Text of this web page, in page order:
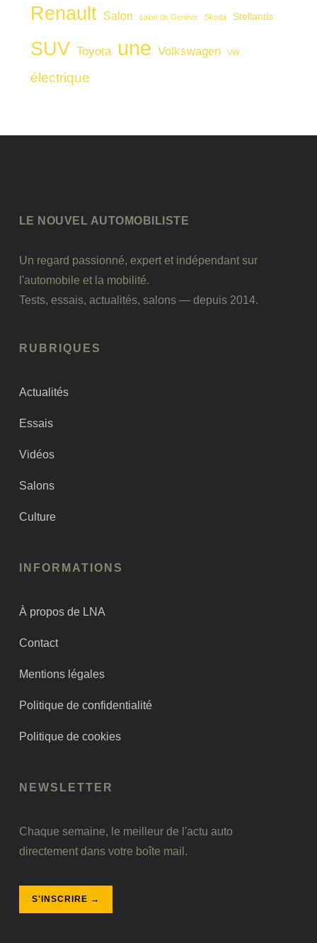
Renault Salon salon de Genève Skoda Stellantis
SUV Toyota une Volkswagen VW
électrique
LE NOUVEL AUTOMOBILISTE
Un regard passionné, expert et indépendant sur
l'automobile et la mobilité.
Tests, essais, actualités, salons — depuis 2014.
RUBRIQUES
Actualités
Essais
Vidéos
Salons
Culture
INFORMATIONS
À propos de LNA
Contact
Mentions légales
Politique de confidentialité
Politique de cookies
NEWSLETTER
Chaque semaine, le meilleur de l'actu auto
directement dans votre boîte mail.
S'INSCRIRE →